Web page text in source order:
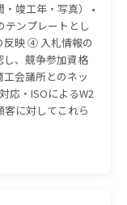
竣工年・写真） •
テンプレートとし
反映 ④ 入札情報の
し、競争参加資格
会議所とのネッ
応・ISOによるW2
に対してこれら